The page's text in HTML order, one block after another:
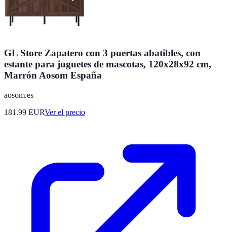
GL Store Zapatero con 3 puertas abatibles, con
estante para juguetes de mascotas, 120x28x92 cm,
Marrón Aosom España
aosom.es
181.99 EURVer el precio